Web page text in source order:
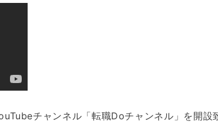
チャンネル「転職Doチャンネル」を開設